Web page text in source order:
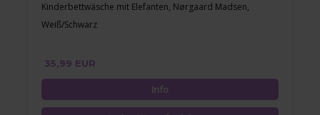
Kinderbettwäsche mit Elefanten, Nørgaard Madsen,
Weiß/Schwarz
35,99 EUR